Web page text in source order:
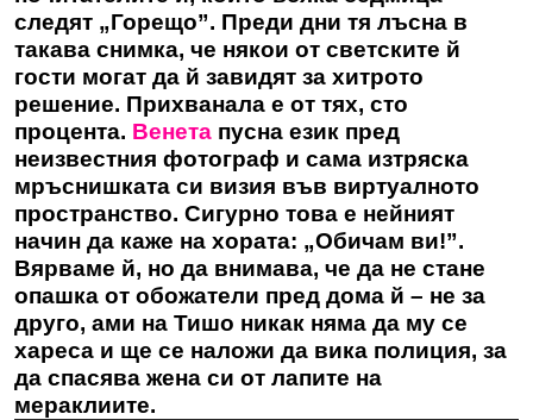
следят „Горещо”. Преди дни тя лъсна в
такава снимка, че някои от светските й
гости могат да й завидят за хитрото
решение. Прихванала е от тях, сто
процента. Венета пусна език пред
неизвестния фотограф и сама изтряска
мръснишката си визия във виртуалното
пространство. Сигурно това е нейният
начин да каже на хората: „Обичам ви!”.
Вярваме й, но да внимава, че да не стане
опашка от обожатели пред дома й – не за
друго, ами на Тишо никак няма да му се
хареса и ще се наложи да вика полиция, за
да спасява жена си от лапите на
мераклиите.